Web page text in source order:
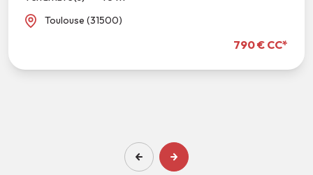
Toulouse (31500)
790 € CC*